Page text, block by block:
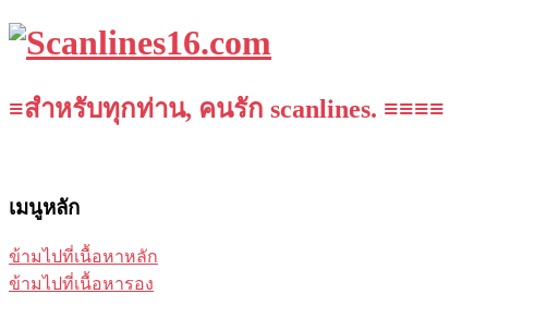
≡สำหรับทุกท่าน, คนรัก scanlines. ≡≡≡≡
เมนูหลัก
ข้ามไปที่เนื้อหาหลัก
ข้ามไปที่เนื้อหารอง